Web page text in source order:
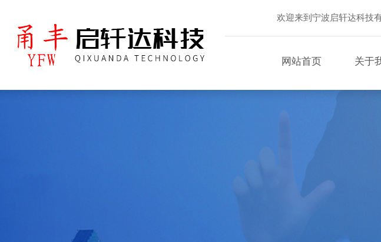
欢迎来到宁波启轩达科技
网站首页 关于